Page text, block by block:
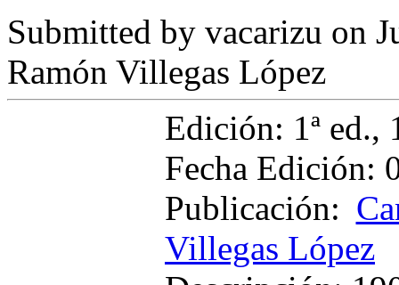
Submitted by vacarizu on
Ramón Villegas López
Edición: 1ª ed.,
Fecha Edición:
Publicación:
Villegas López